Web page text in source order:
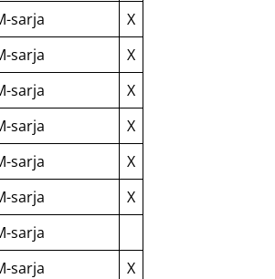
sarja
X
sarja
X
sarja
X
sarja
X
sarja
X
sarja
X
sarja
sarja
X